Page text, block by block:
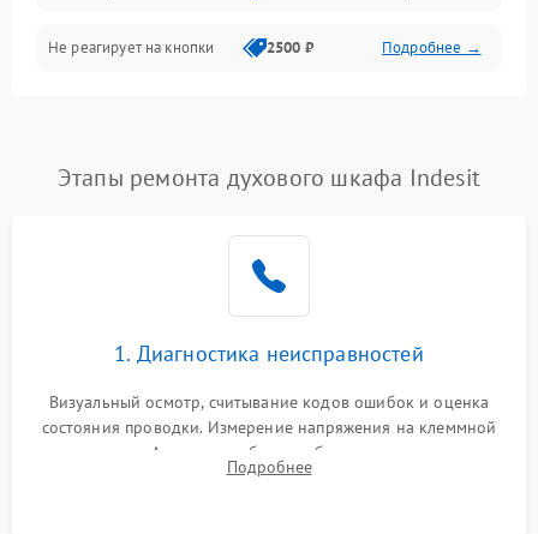
Не реагирует на кнопки 2500 ₽ Подробнее →
Этапы ремонта духового шкафа Indesit
1. Диагностика неисправностей
Визуальный осмотр, считывание кодов ошибок и оценка
состояния проводки. Измерение напряжения на клеммной
колодке. Анализ жалоб на проблемы с нагревом,
конвекцией, панелью управления или блокировкой дверцы.
Подробнее